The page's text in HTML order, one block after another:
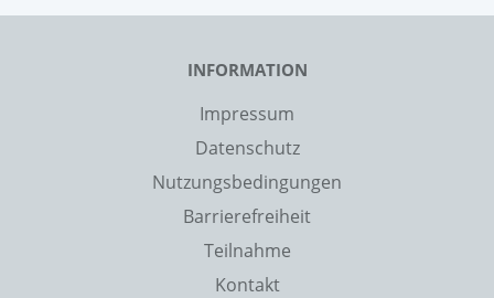
INFORMATION
Impressum
Datenschutz
Nutzungsbedingungen
Barrierefreiheit
Teilnahme
Kontakt